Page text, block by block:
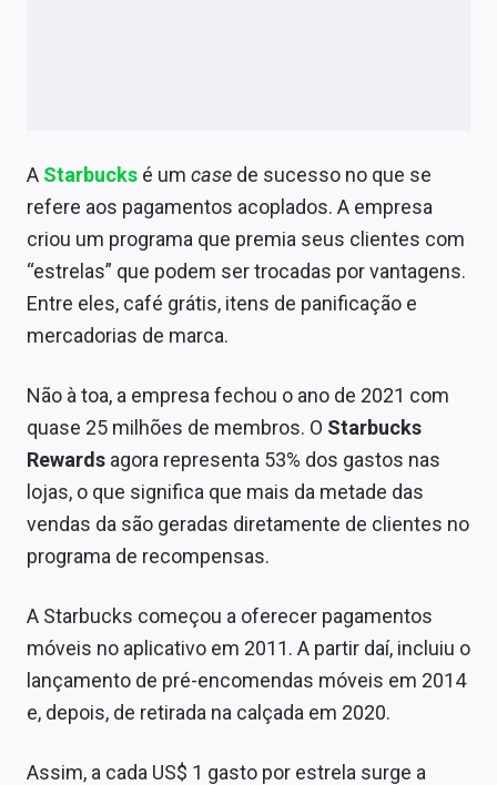
A Starbucks é um case de sucesso no que se
refere aos pagamentos acoplados. A empresa
criou um programa que premia seus clientes com
“estrelas” que podem ser trocadas por vantagens.
Entre eles, café grátis, itens de panificação e
mercadorias de marca.
Não à toa, a empresa fechou o ano de 2021 com
quase 25 milhões de membros. O Starbucks
Rewards agora representa 53% dos gastos nas
lojas, o que significa que mais da metade das
vendas da são geradas diretamente de clientes no
programa de recompensas.
A Starbucks começou a oferecer pagamentos
móveis no aplicativo em 2011. A partir daí, incluiu o
lançamento de pré-encomendas móveis em 2014
e, depois, de retirada na calçada em 2020.
Assim, a cada US$ 1 gasto por estrela surge a